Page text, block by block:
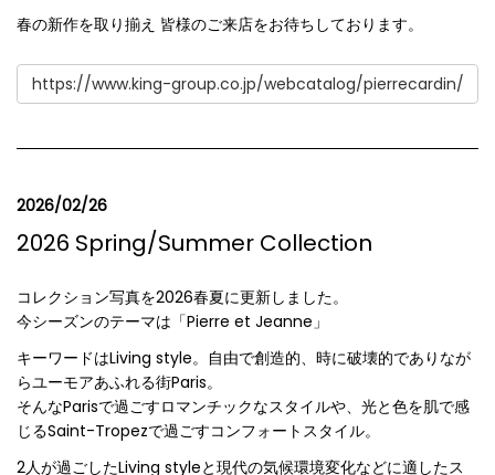
春の新作を取り揃え 皆様のご来店をお待ちしております。
https://www.king-group.co.jp/webcatalog/pierrecardin/
2026/02/26
2026 Spring/Summer Collection
コレクション写真を2026春夏に更新しました。
今シーズンのテーマは「Pierre et Jeanne」
キーワードはLiving style。自由で創造的、時に破壊的でありなが
らユーモアあふれる街Paris。
そんなParisで過ごすロマンチックなスタイルや、光と色を肌で感
じるSaint-Tropezで過ごすコンフォートスタイル。
2人が過ごしたLiving styleと現代の気候環境変化などに適したス